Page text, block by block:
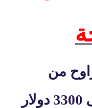
من
1500 دولار بحد اقصى 3300 دولار